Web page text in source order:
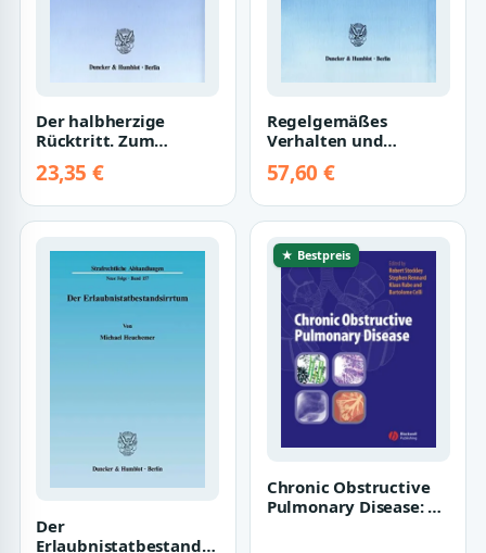
Der halbherzige
Rücktritt. Zum
Rücktritt des
Alleintäters vom
23,35 €
Regelgemäßes
Verhalten und
Verantwortlichkeit.:
Eine Untersuchung
57,60 €
Der
Erlaubnistatbestandsirrtum.
★ Bestpreis
Chronic Obstructive
Pulmonary Disease: A